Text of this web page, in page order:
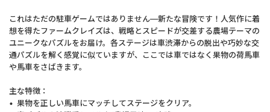
これはただの駐車ゲームではありません—新たな冒険です！人気作に着
想を得たファームクレイズは、戦略とスピードが交差する農場テーマの
ユニークなパズルをお届け。各ステージは車渋滞からの脱出や巧妙な交
通パズルを解く感覚に似ていますが、ここでは車ではなく果物の荷馬車
や馬車をさばきます。
主な特徴：
• 果物を正しい馬車にマッチしてステージをクリア。